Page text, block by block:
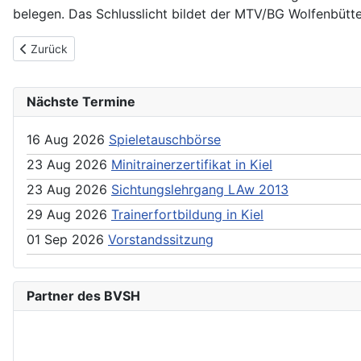
belegen. Das Schlusslicht bildet der MTV/BG
Previous article: Jugendpokal Sieger 2025
Zurück
Nächste Termine
16 Aug 2026 Spieletauschbörse
23 Aug 2026 Minitrainerzertifikat in Kiel
23 Aug 2026 Sichtungslehrgang LAw 2013
29 Aug 2026 Trainerfortbildung in Kiel
01 Sep 2026 Vorstandssitzung
Partner des BVSH